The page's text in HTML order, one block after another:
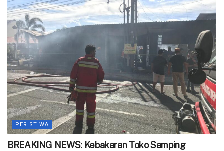
PERISTIWA
BREAKING NEWS: Kebakaran Toko Samping